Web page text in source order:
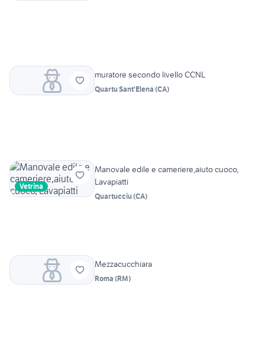
muratore secondo livello CCNL
Quartu Sant'Elena (CA)
Vetrina
Manovale edile e cameriere,aiuto cuoco,
Lavapiatti
Quartucciu(CA)
Mezzacucchiara
Roma (RM)